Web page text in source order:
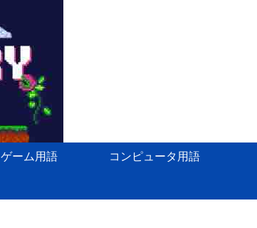
ゲーム用語 コンピュータ用語